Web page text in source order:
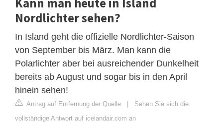
Nordlichter sehen?
In Island geht die offizielle Nordlichter-Saison
von September bis März. Man kann die
Polarlichter aber bei ausreichender Dunkelheit
bereits ab August und sogar bis in den April
hinein sehen!
Antrag auf Entfernung der Quelle
Sehen Sie sich die
vollständige Antwort auf icelandair.com an